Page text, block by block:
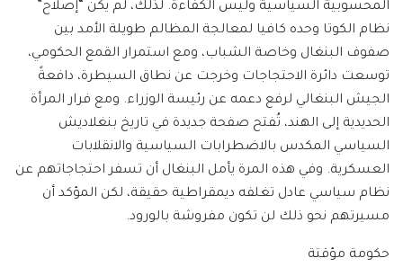
المحسوبية السياسية وليس الكفاءة. لذلك، لم يكن “إصلاح”
نظام الكوتا وحده كافيا لمعالجة المظالم طويلة الأمد بين
صفوف البنغال وخاصة الشباب، ومع استمرار القمع الحكومي،
توسعت دائرة الاحتجاجات وخرجت عن نطاق السيطرة، دافعةً
الجيش البنغالي لرفع دعمه عن رئيسة الوزراء. ومع فرار المرأة
الحديدية إلى الهند، تُفتح صفحة جديدة في تاريخ بنغلاديش
السياسي المكدس بالاضطرابات السياسية والانقلابات
العسكرية. وفي هذه المرة يأمل البنغال أن تسفر احتجاجاتهم عن
نظام سياسي عادل تغلفه ديمقراطية حقيقة، لكن المؤكد أن
مسيرتهم نحو ذلك لن تكون مفروشة بالورود.
حكومة مؤقتة